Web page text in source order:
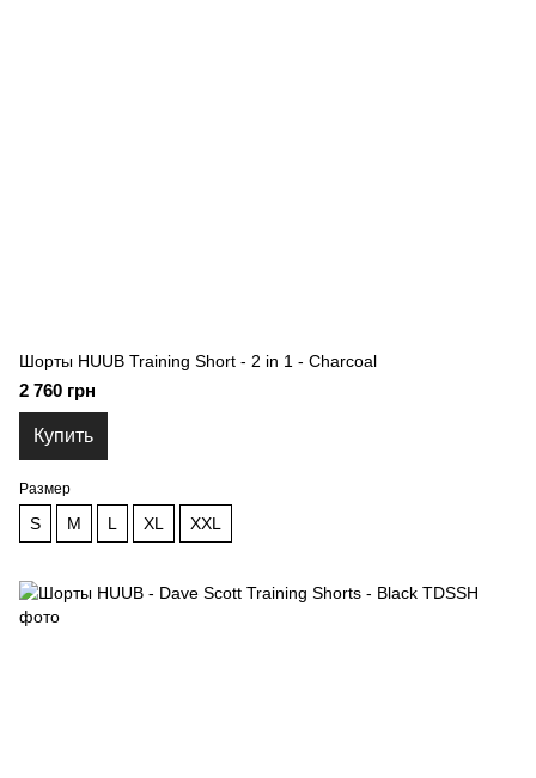
Шорты HUUB Training Short - 2 in 1 - Charcoal
2 760 грн
Купить
Размер
S M L XL XXL